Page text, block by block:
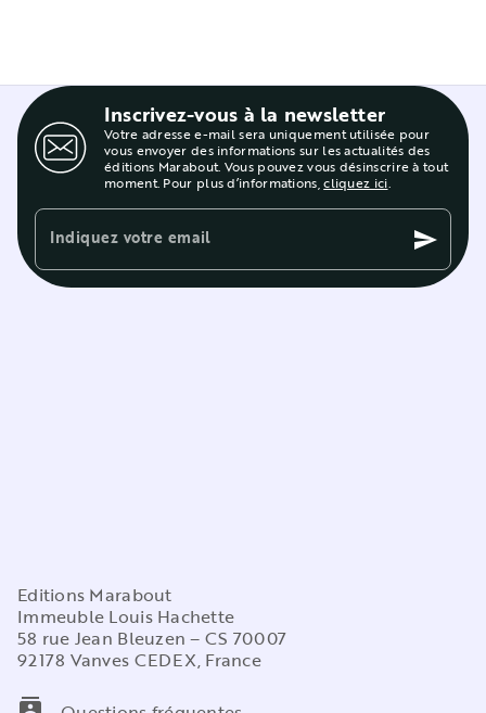
Inscrivez-vous à la newsletter
Votre adresse e-mail sera uniquement utilisée pour
vous envoyer des informations sur les actualités des
éditions Marabout. Vous pouvez vous désinscrire à tout
moment. Pour plus d’informations,cliquez ici.
Indiquez votre email send
Editions Marabout
Immeuble Louis Hachette
58 rue Jean Bleuzen – CS 70007
92178 Vanves CEDEX, France